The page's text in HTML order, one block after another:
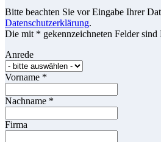
Bitte beachten Sie vor Eingabe Ihrer
Datenschutzerklärung.
Die mit * gekennzeichneten Felder sind
Anrede
Vorname *
Nachname *
Firma